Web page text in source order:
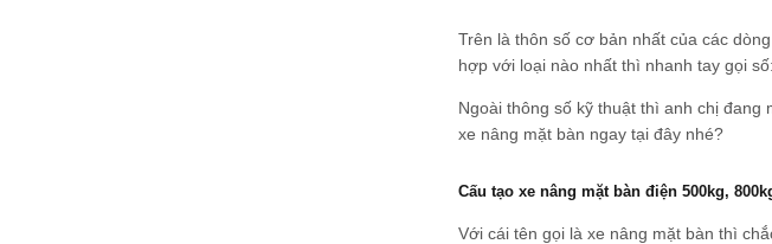
Trên là thôn số cơ bản nhất của các
hợp với loại nào nhất thì nhanh tay gọi
Ngoài thông số kỹ thuật thì anh chị đang
xe nâng mặt bàn ngay tại đây nhé?
Cấu tạo xe nâng mặt bàn điện 500kg,
Với cái tên gọi là xe nâng mặt bàn thì